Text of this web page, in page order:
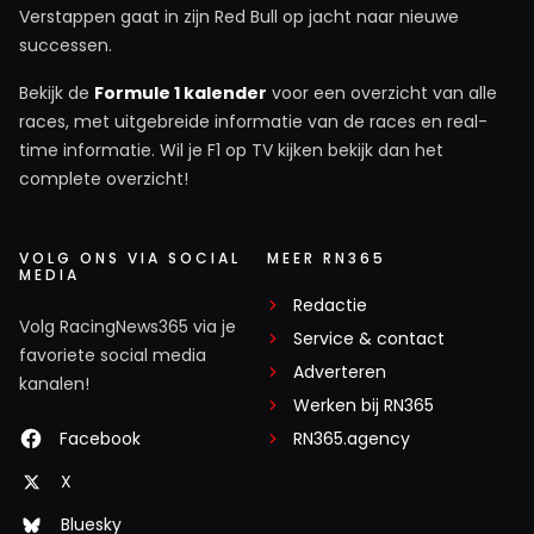
Man, man, alu-hoedjes zover je kijken kunt. "Max'
schuld". Zelfs Jos wordt erbij gehaald als zijnde de
dat hij de actie van Norris vóór de eerste bocht
normaal vond. Had hij ook gedaan in zijn plaats. Met
Britten nog erger dan erg geweest. *Nu zoeken de
Lewis-fanboys nog een reden om Hamiltons
lijdensweg bij Ferrari ook aan het beroerde gedrag(...)
van Verstappen te linken.
Jan van Dijk
Verstappen gaat in zijn Red Bull op jacht naar nieuwe
successen.
Bekijk de Formule 1 kalender voor een overzicht van alle
races, met uitgebreide informatie van de races en real-
time informatie. Wil je F1 op TV kijken bekijk dan het
complete overzicht!
VOLG ONS VIA SOCIAL
MEDIA
Volg RacingNews365 via je
favoriete social media
kanalen!
Facebook
X
Bluesky
MEER RN365
Redactie
Service & contact
Adverteren
Werken bij RN365
RN365.agency